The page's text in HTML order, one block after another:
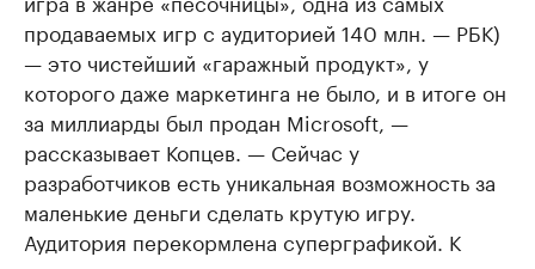
продаваемых игр с аудиторией 140 млн. — РБК)
— это чистейший «гаражный продукт», у
которого даже маркетинга не было, и в итоге он
за миллиарды был продан Microsoft, —
рассказывает Копцев. — Сейчас у
разработчиков есть уникальная возможность за
маленькие деньги сделать крутую игру.
Аудитория перекормлена суперграфикой. К